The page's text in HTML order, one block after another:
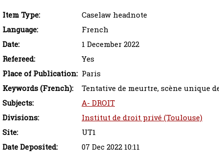
Item Type:
Caselaw headnote
Language:
French
Date:
1 December 2022
Refereed:
Yes
Place of Publication: Paris
Keywords (French):
Tentative de meurtre, scène unique
Subjects:
A- DROIT
Divisions:
Institut de droit privé (Toulouse)
Site:
UT1
Date Deposited:
07 Dec 2022 10:11